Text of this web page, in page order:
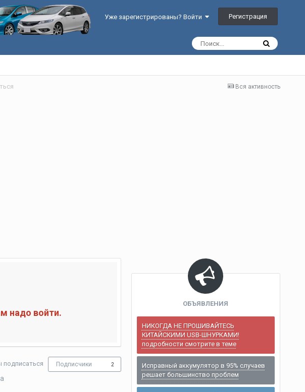
Уже зарегистрированы? Войти Регистрация
Вся активность
надо войти.
подписаться Подписчики 2
ОБЪЯВЛЕНИЯ
НИКОГДА НЕ ПРОШИВАЙТЕСЬ
КИТАЙСКИМИ USB-ШНУРКАМИ!
подробности смотрите в теме
Исправный аккумулятор в 95% случаев
решает большинство проблем